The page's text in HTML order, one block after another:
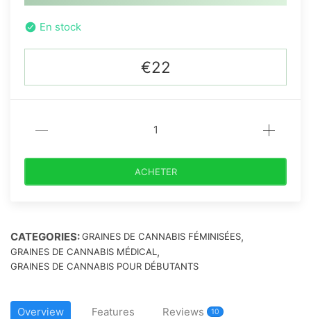
En stock
€22
ACHETER
CATEGORIES:GRAINES DE CANNABIS FÉMINISÉES,
GRAINES DE CANNABIS MÉDICAL,
GRAINES DE CANNABIS POUR DÉBUTANTS
Overview Features Reviews 10